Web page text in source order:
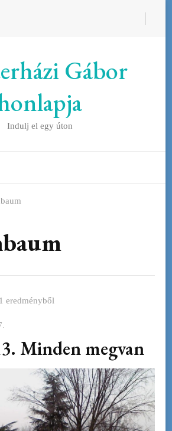
Gábor
Indulj el egy úton
eredményből
Minden megvan